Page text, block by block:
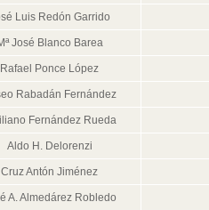
Luis Redón Garrido
José Blanco Barea
Rafael Ponce López
Rabadán Fernández
Fernández Rueda
Aldo H. Delorenzi
Cruz Antón Jiménez
A. Almedárez Robledo